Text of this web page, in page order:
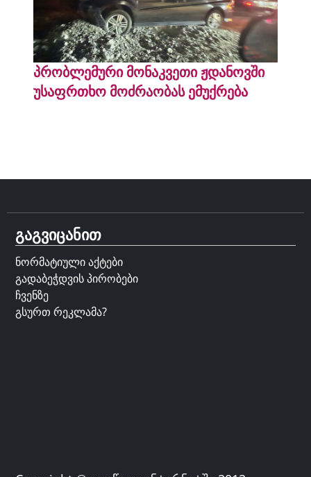
პრობლემური მონაკვეთი ჟდანოვში
უსაფრთხო მოძრაობას ემუქრება
გაგვიცანით
ნორმატიული აქტები
გადაბეჭდვის პირობები
ჩვენზე
გსურთ რეკლამა?